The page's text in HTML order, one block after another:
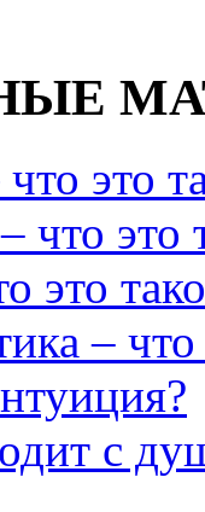
это
что это
это
– что
с